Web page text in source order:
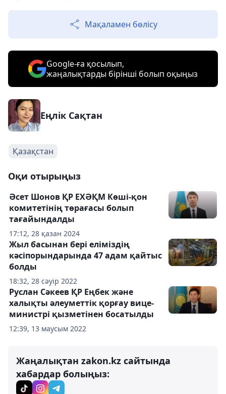
Мақаламен бөлісу
Google-ға қосылып,
жаңалықтарды бірінші болып оқыңыз
Еңлік Сақтан
Қазақстан
Оқи отырыңыз
17:12, 28 қазан 2024
Әсет Шонов ҚР ЕХӘҚМ Көші-қон
комитетінің төрағасы болып
тағайындалды
18:32, 28 сәуір 2022
Жыл басынан бері еліміздің
кәсіпорындарында 47 адам қайтыс
болды
12:39, 13 маусым 2022
Руслан Сәкеев ҚР Еңбек және
халықты әлеуметтік қорғау вице-
министрі қызметінен босатылды
Жаңалықтан zakon.kz сайтында
хабардар болыңыз: